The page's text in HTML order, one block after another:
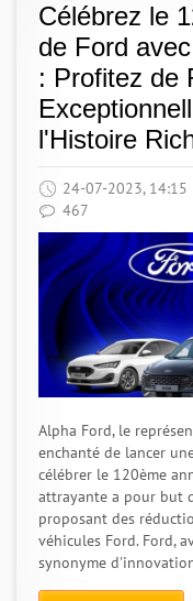
Célébrez le
de Ford
: Profitez de
l'Histoire
24-07-2023, 14:15
467
Alpha Ford, le
enchanté de lancer
célébrer le 120ème
attrayante a pour but
proposant des
véhicules Ford. Ford,
synonyme